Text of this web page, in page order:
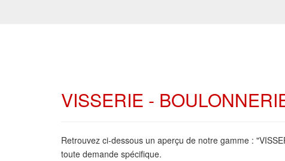
VISSERIE -
Retrouvez ci-dessous un aperçu de notre gamme :
toute demande spécifique.